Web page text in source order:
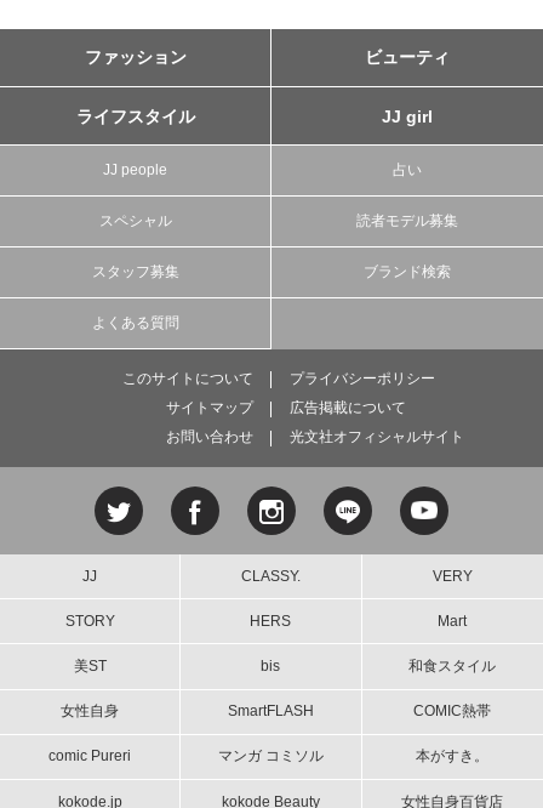
ファッション ビューティ
ライフスタイル JJ girl
JJ people 占い
スペシャル 読者モデル募集
スタッフ募集 ブランド検索
よくある質問
このサイトについて
プライバシーポリシー
サイトマップ
広告掲載について
お問い合わせ
光文社オフィシャルサイト
JJ CLASSY. VERY
STORY HERS Mart
美ST bis 和食スタイル
女性自身 SmartFLASH COMIC熱帯
comic Pureri マンガ コミソル 本がすき。
kokode.jp kokode Beauty 女性自身百貨店